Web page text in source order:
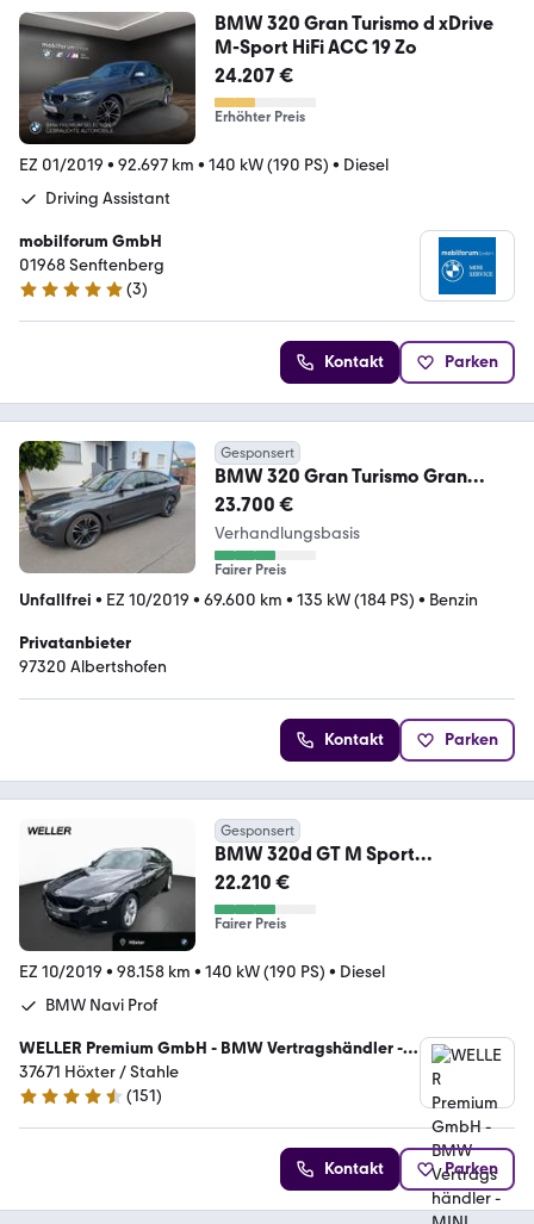
BMW 320 Gran Turismo d xDrive
M-Sport HiFi ACC 19 Zo
24.207 €
Erhöhter Preis
EZ 01/2019 • 92.697 km • 140 kW (190 PS) • Diesel
Driving Assistant
mobilforum GmbH
01968 Senftenberg
5 Sterne
(3)
Kontakt Parken
Gesponsert
BMW 320 Gran Turismo Gran
Turismo 320i xDrive M ...
23.700 €
Verhandlungsbasis
Fairer Preis
Unfallfrei • EZ 10/2019 • 69.600 km • 135 kW (184 PS) • Benzin
Privatanbieter
97320 Albertshofen
Kontakt Parken
Gesponsert
BMW 320d GT M Sport
Pano,AHK,RFK,HUD,AdpLED,DA,Hi
Fi
22.210 €
Fairer Preis
EZ 10/2019 • 98.158 km • 140 kW (190 PS) • Diesel
BMW Navi Prof
WELLER Premium GmbH - BMW Vertragshändler -
MINI Servicebetrieb
37671 Höxter / Stahle
4.5 Sterne
(151)
Kontakt Parken